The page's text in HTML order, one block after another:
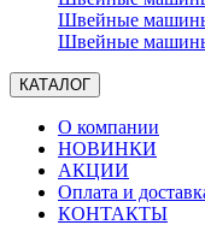
Швейные
Швейные
КАТАЛОГ
О компании
НОВИНКИ
АКЦИИ
Оплата и
КОНТАКТЫ